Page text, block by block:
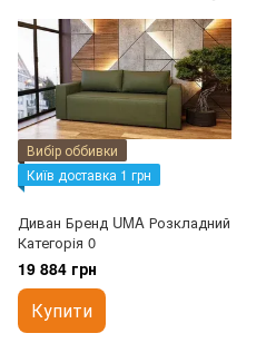
Вибір оббивки
Київ доставка 1 грн
Диван Бренд UMA Розкладний
Категорія 0
19 884 грн
Купити